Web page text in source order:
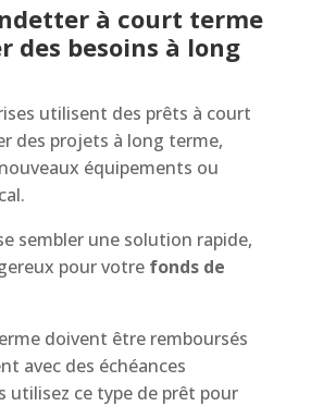
à court terme
des besoins à long
utilisent des prêts à court
des projets à long terme,
équipements ou
sembler une solution rapide,
pour votre fonds de
doivent être remboursés
avec des échéances
utilisez ce type de prêt pour